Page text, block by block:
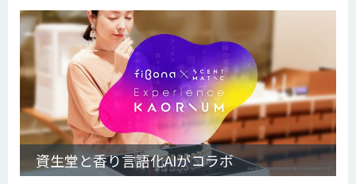
資生堂と香り言語化AIがコラボ